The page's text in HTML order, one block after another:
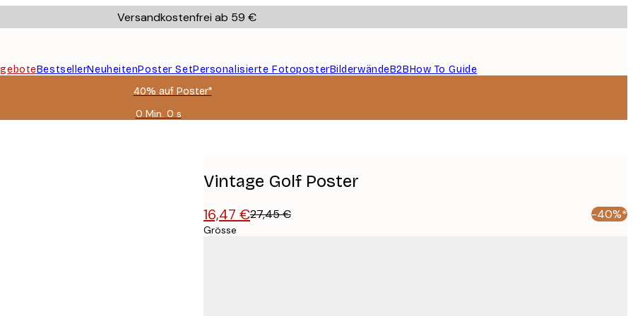
Versandkostenfrei ab 59 €
BestsellerNeuheitenPoster SetPersonalisierte FotoposterBilderwändeB2BHow To Guide
40% auf Poster*
0 Min. 0 s
Gültig
Vintage Golf Poster
16,47 €27,45 € -40%*
Grösse